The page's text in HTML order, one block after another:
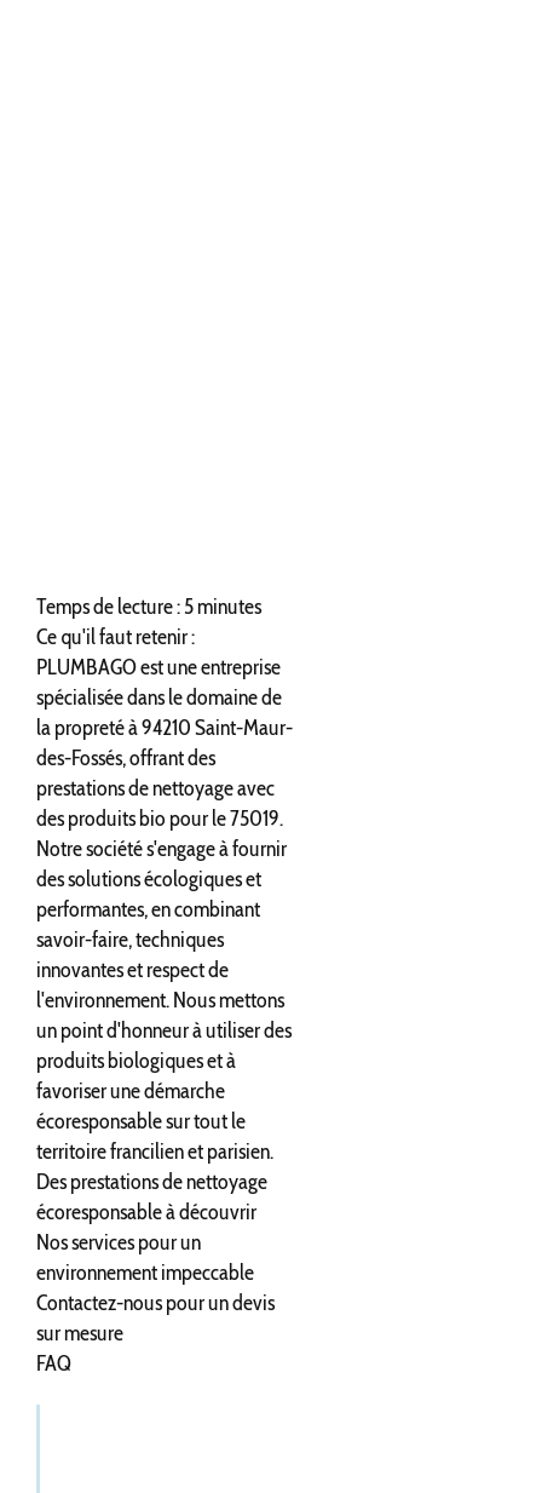
Temps de lecture : 5 minutes
Ce qu'il faut retenir :
PLUMBAGO est une entreprise
spécialisée dans le domaine de
la propreté à 94210 Saint-Maur-
des-Fossés, offrant des
prestations de nettoyage avec
des produits bio pour le 75019.
Notre société s'engage à fournir
des solutions écologiques et
performantes, en combinant
savoir-faire, techniques
innovantes et respect de
l'environnement. Nous mettons
un point d'honneur à utiliser des
produits biologiques et à
favoriser une démarche
écoresponsable sur tout le
territoire francilien et parisien.
Des prestations de nettoyage
écoresponsable à découvrir
Nos services pour un
environnement impeccable
Contactez-nous pour un devis
sur mesure
FAQ